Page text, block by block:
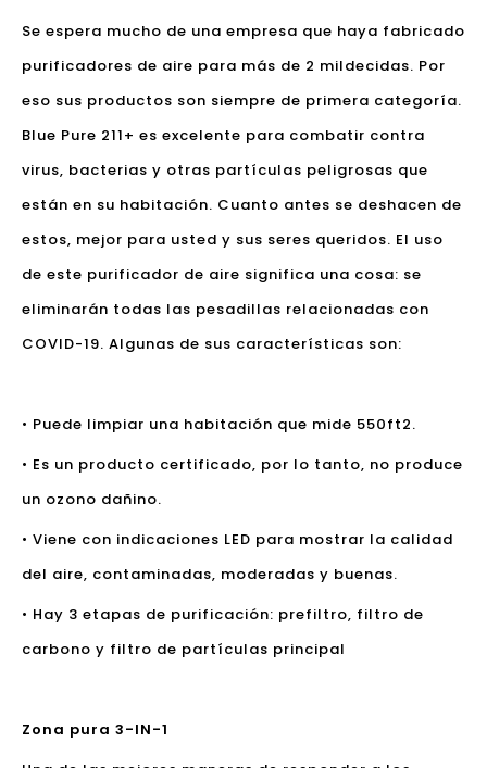
Se espera mucho de una empresa que haya fabricado
purificadores de aire para más de 2 mildecidas. Por
eso sus productos son siempre de primera categoría.
Blue Pure 211+ es excelente para combatir contra
virus, bacterias y otras partículas peligrosas que
están en su habitación. Cuanto antes se deshacen de
estos, mejor para usted y sus seres queridos. El uso
de este purificador de aire significa una cosa: se
eliminarán todas las pesadillas relacionadas con
COVID-19. Algunas de sus características son:
• Puede limpiar una habitación que mide 550ft2.
• Es un producto certificado, por lo tanto, no produce
un ozono dañino.
• Viene con indicaciones LED para mostrar la calidad
del aire, contaminadas, moderadas y buenas.
• Hay 3 etapas de purificación: prefiltro, filtro de
carbono y filtro de partículas principal
Zona pura 3-IN-1